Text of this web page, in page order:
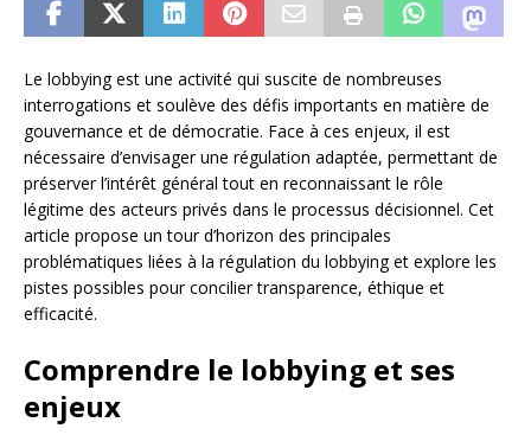
Le lobbying est une activité qui suscite de nombreuses
interrogations et soulève des défis importants en matière de
gouvernance et de démocratie. Face à ces enjeux, il est
nécessaire d’envisager une régulation adaptée, permettant de
préserver l’intérêt général tout en reconnaissant le rôle
légitime des acteurs privés dans le processus décisionnel. Cet
article propose un tour d’horizon des principales
problématiques liées à la régulation du lobbying et explore les
pistes possibles pour concilier transparence, éthique et
efficacité.
Comprendre le lobbying et ses
enjeux